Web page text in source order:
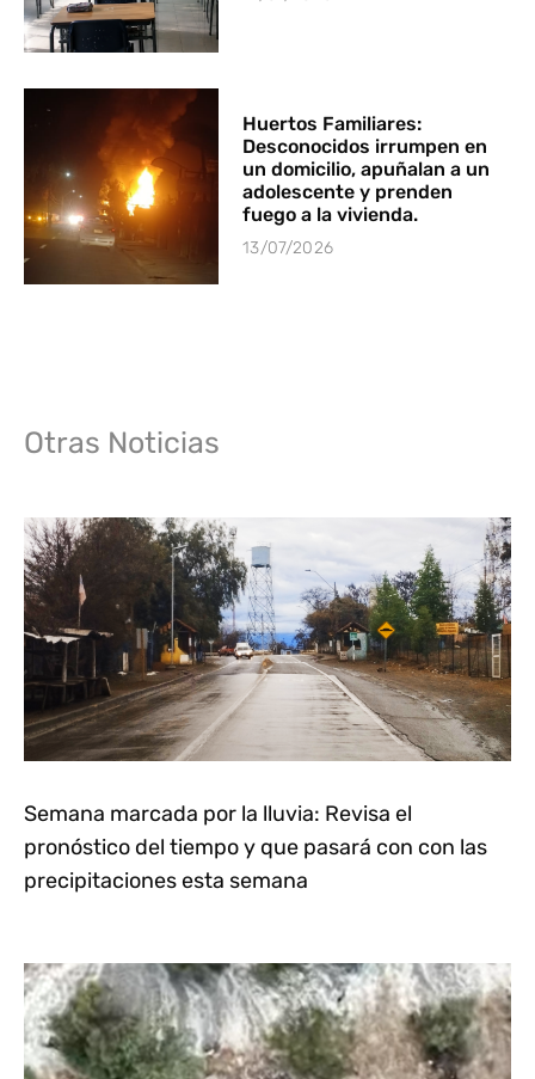
Huertos Familiares:
Desconocidos irrumpen en
un domicilio, apuñalan a un
adolescente y prenden
fuego a la vivienda.
13/07/2026
Otras Noticias
Semana marcada por la lluvia: Revisa el
pronóstico del tiempo y que pasará con con las
precipitaciones esta semana